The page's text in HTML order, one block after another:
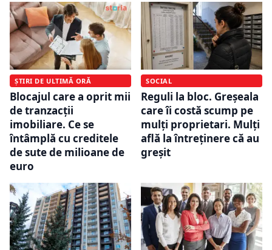
ȘTIRI DE ULTIMĂ ORĂ
Blocajul care a oprit mii
de tranzacții
imobiliare. Ce se
întâmplă cu creditele
de sute de milioane de
euro
SOCIAL
Reguli la bloc. Greșeala
care îi costă scump pe
mulți proprietari. Mulți
află la întreținere că au
greșit